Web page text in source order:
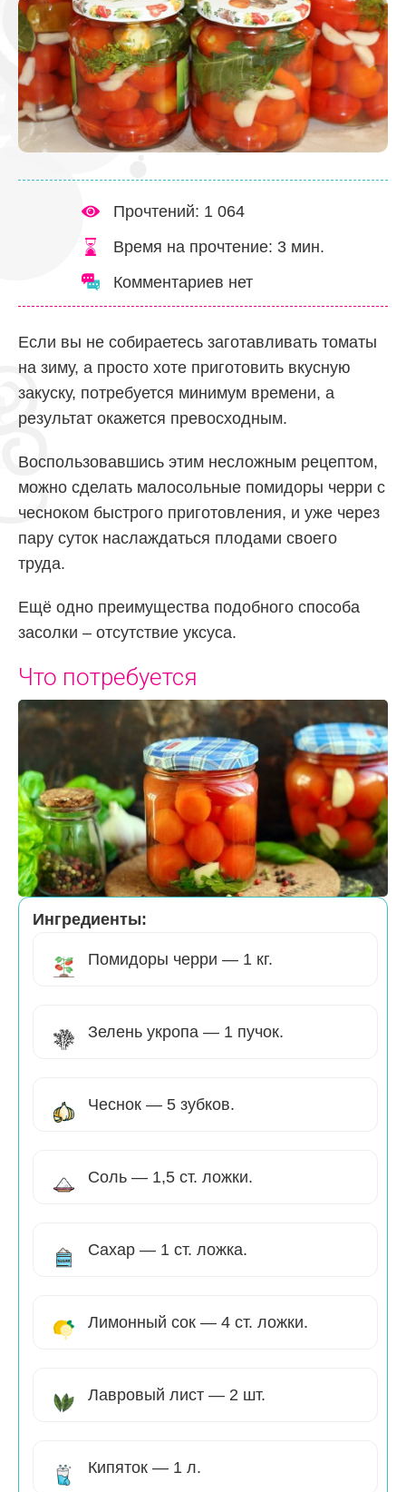
Прочтений: 1 064
Время на прочтение: 3 мин.
Комментариев нет
Если вы не собираетесь заготавливать томаты
на зиму, а просто хоте приготовить вкусную
закуску, потребуется минимум времени, а
результат окажется превосходным.
Воспользовавшись этим несложным рецептом,
можно сделать малосольные помидоры черри с
чесноком быстрого приготовления, и уже через
пару суток наслаждаться плодами своего
труда.
Ещё одно преимущества подобного способа
засолки – отсутствие уксуса.
Что потребуется
Ингредиенты:
Помидоры черри — 1 кг.
Зелень укропа — 1 пучок.
Чеснок — 5 зубков.
Соль — 1,5 ст. ложки.
Сахар — 1 ст. ложка.
Лимонный сок — 4 ст. ложки.
Лавровый лист — 2 шт.
Кипяток — 1 л.